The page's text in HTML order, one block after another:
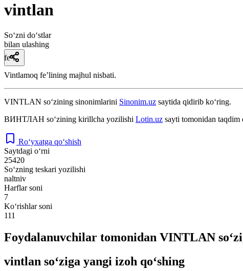
vintlan
So‘zni do‘stlar
bilan ulashing
fe’l
Vintlamoq feʼlining majhul nisbati.
VINTLAN so‘zining sinonimlarini Sinonim.uz saytida qidirib ko‘ring.
ВИНТЛАН so‘zining kirillcha yozilishi Lotin.uz sayti tomonidan taqdim
Ro‘yxatga qo‘shish
Saytdagi o‘rni
25420
So‘zning teskari yozilishi
naltniv
Harflar soni
7
Ko‘rishlar soni
111
Foydalanuvchilar tomonidan VINTLAN
vintlan so‘ziga yangi izoh qo‘shing